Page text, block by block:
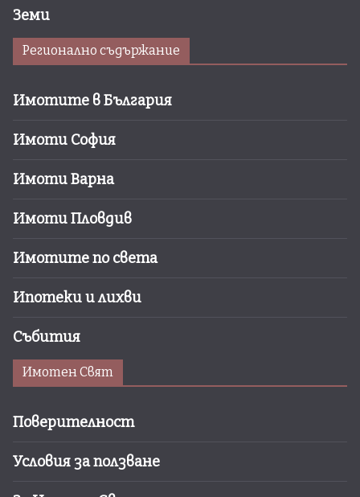
Земи
Регионално съдържание
Имотите в България
Имоти София
Имоти Варна
Имоти Пловдив
Имотите по света
Ипотеки и лихви
Събития
Имотен Свят
Поверителност
Условия за ползване